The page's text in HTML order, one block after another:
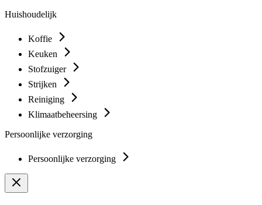
Huishoudelijk
Koffie
Keuken
Stofzuiger
Strijken
Reiniging
Klimaatbeheersing
Persoonlijke verzorging
Persoonlijke verzorging